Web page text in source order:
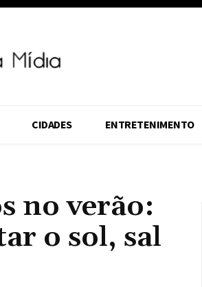
CIDADES ENTRETENIMENTO
no verão:
o sol, sal